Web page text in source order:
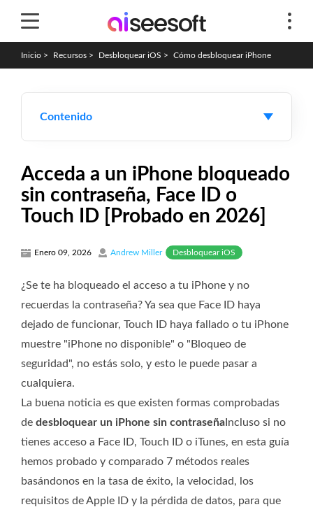
Inicio > Recursos > Desbloquear iOS > Cómo desbloquear iPhone
Contenido
Acceda a un iPhone bloqueado
sin contraseña, Face ID o
Touch ID [Probado en 2026]
Enero 09, 2026 Andrew Miller Desbloquear iOS
¿Se te ha bloqueado el acceso a tu iPhone y no
recuerdas la contraseña? Ya sea que Face ID haya
dejado de funcionar, Touch ID haya fallado o tu iPhone
muestre "iPhone no disponible" o "Bloqueo de
seguridad", no estás solo, y esto le puede pasar a
cualquiera.
La buena noticia es que existen formas comprobadas
de desbloquear un iPhone sin contraseña Incluso si no
tienes acceso a Face ID, Touch ID o iTunes, en esta guía
hemos probado y comparado 7 métodos reales
basándonos en la tasa de éxito, la velocidad, los
requisitos de Apple ID y la pérdida de datos, para que